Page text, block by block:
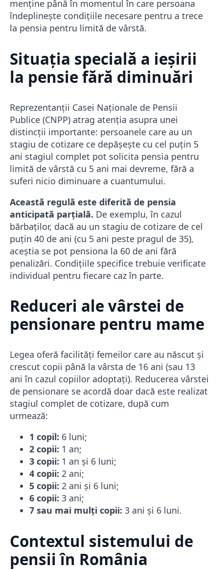
menține până în momentul în care persoana
îndeplinește condițiile necesare pentru a trece
la pensia pentru limită de vârstă.
Situația specială a ieșirii
la pensie fără diminuări
Reprezentanții Casei Naționale de Pensii
Publice (CNPP) atrag atenția asupra unei
distincții importante: persoanele care au un
stagiu de cotizare ce depășește cu cel puțin 5
ani stagiul complet pot solicita pensia pentru
limită de vârstă cu 5 ani mai devreme, fără a
suferi nicio diminuare a cuantumului.
Această regulă este diferită de pensia
anticipată parțială. De exemplu, în cazul
bărbaților, dacă au un stagiu de cotizare de cel
puțin 40 de ani (cu 5 ani peste pragul de 35),
aceștia se pot pensiona la 60 de ani fără
penalizări. Condițiile specifice trebuie verificate
individual pentru fiecare caz în parte.
Reduceri ale vârstei de
pensionare pentru mame
Legea oferă facilități femeilor care au născut și
crescut copii până la vârsta de 16 ani (sau 13
ani în cazul copiilor adoptați). Reducerea vârstei
de pensionare se acordă doar dacă este realizat
stagiul complet de cotizare, după cum
urmează:
1 copil: 6 luni;
2 copii: 1 an;
3 copii: 1 an și 6 luni;
4 copii: 2 ani;
5 copii: 2 ani și 6 luni;
6 copii: 3 ani;
7 sau mai mulți copii: 3 ani și 6 luni.
Contextul sistemului de
pensii în România